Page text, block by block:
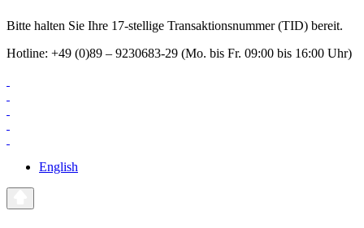
Bitte halten Sie Ihre 17-stellige Transaktionsnummer (TID) bereit.
Hotline: +49 (0)89 – 9230683-29 (Mo. bis Fr. 09:00 bis 16:00 Uhr)
English